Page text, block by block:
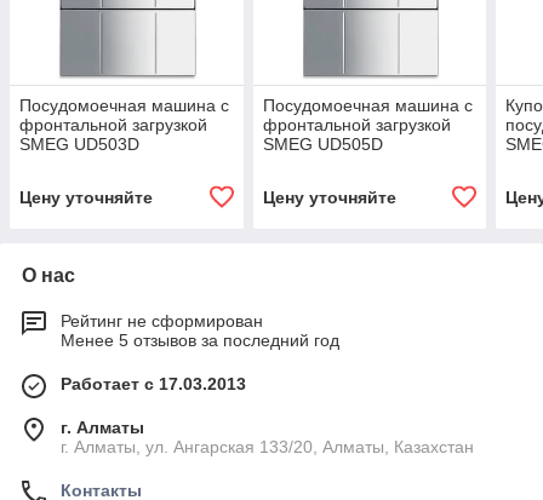
Посудомоечная машина с
фронтальной загрузкой
SMEG UD503D
Цену уточняйте
Посудомоечная машина с
фронтальной загрузкой
SMEG UD505D
Цену уточняйте
О нас
Рейтинг не сформирован
Менее 5 отзывов за последний год
Работает с 17.03.2013
г. Алматы
г. Алматы, ул. Ангарская 133/20, Алматы, Казахстан
Контакты